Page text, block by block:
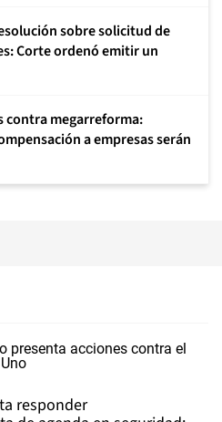
sobre solicitud de
Corte ordenó emitir un
contra megarreforma:
a empresas serán
responder